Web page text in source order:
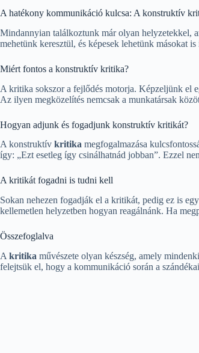
A hatékony kommunikáció kulcsa: A konstruktív
Mindannyian találkoztunk már olyan helyzetekkel,
mehetünk keresztül, és képesek lehetünk másokat
Miért fontos a konstruktív kritika?
A kritika sokszor a fejlődés motorja. Képzeljünk el
Az ilyen megközelítés nemcsak a munkatársak
Hogyan adjunk és fogadjunk konstruktív kritikát?
A konstruktív kritika megfogalmazása
így: „Ezt esetleg így csinálhatnád jobban”. Ezzel
A kritikát fogadni is tudni kell
Sokan nehezen fogadják el a kritikát, pedig ez is
kellemetlen helyzetben hogyan reagálnánk. Ha
Összefoglalva
A kritika művészete olyan készség, amely
felejtsük el, hogy a kommunikáció során a